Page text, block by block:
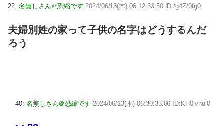
22: 名無しさん＠恐縮です 2024/06/13(木) 06:12:33.50 ID:/g4Z/0fg0
夫婦別姓の家って子供の名字はどうするんだ
ろう
40: 名無しさん＠恐縮です 2024/06/13(木) 06:30:33.66 ID:KH0jvhul0